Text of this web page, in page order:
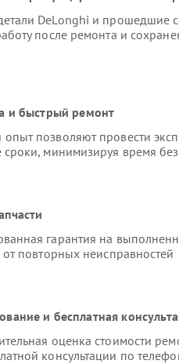
DeLonghi и прошедшие
после ремонта и
и быстрый ремонт
позволяют провести
минимизируя время без
гарантия на
повторных неисправностей
и бесплатная
оценка стоимости
консультации по